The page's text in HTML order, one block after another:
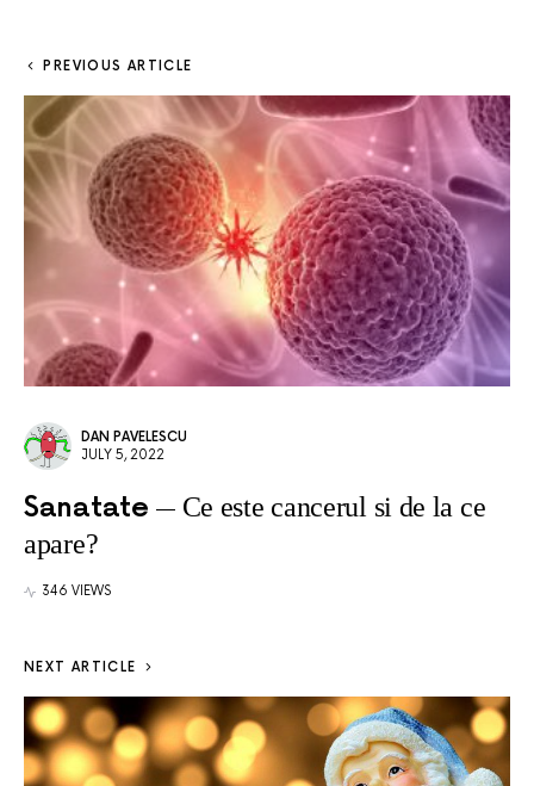
PREVIOUS ARTICLE
DAN PAVELESCU
JULY 5, 2022
Sanatate
Ce este cancerul si de la ce
apare?
346 VIEWS
NEXT ARTICLE